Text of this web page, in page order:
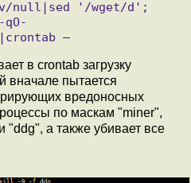
в crontab загрузку
вначале пытается
вредоносных
по маскам "miner",
а также убивает все